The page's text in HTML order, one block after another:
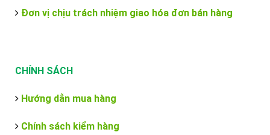
Đơn vị chịu trách nhiệm giao hóa đơn bán hàng
CHÍNH SÁCH
Hướng dẫn mua hàng
Chính sách kiểm hàng